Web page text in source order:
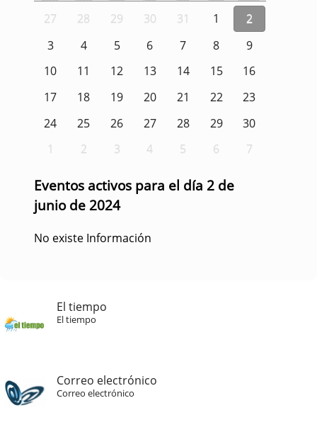
27 28 29 30 31 1
2
3
4 5 6 7 8
9
10
11 12 13 14 15
16
17
18 19 20 21 22
23
24
25 26 27 28 29
30
1
2 3 4 5 6 7
Eventos activos para el día 2 de
junio de 2024
No existe Información
El tiempo
El tiempo
Correo electrónico
Correo electrónico